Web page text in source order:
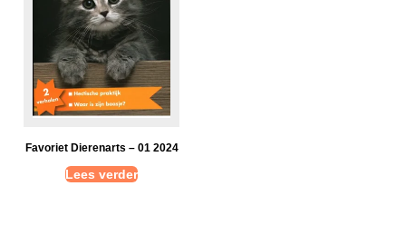
Favoriet Dierenarts – 01 2024
Lees verder